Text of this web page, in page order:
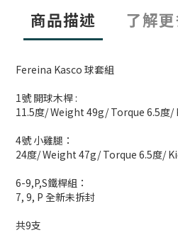
商品描述 了解
Fereina Kasco 球套組
1號 開球木桿 :
11.5度/ Weight 49g/ Torque 6.5度
4號 小雞腿：
24度/ Weight 47g/ Torque 6.5度/
6-9,P,S鐵桿組：
7, 9, P 全新未拆封
共9支